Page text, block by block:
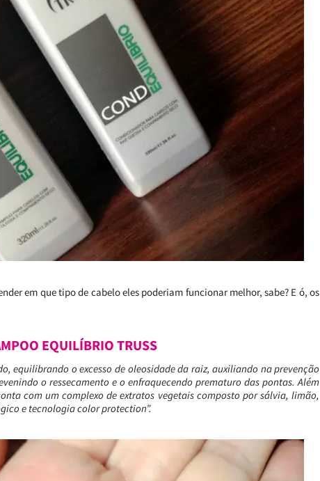
em que tipo de cabelo eles poderiam funcionar melhor, sabe? E ó, os
EQUILÍBRIO TRUSS
equilibrando o excesso de oleosidade da raiz, auxiliando na prevenção
o ressecamento e o enfraquecendo prematuro das pontas. Além
com um complexo de extratos vegetais composto por sálvia, limão,
e tecnologia color protection”.